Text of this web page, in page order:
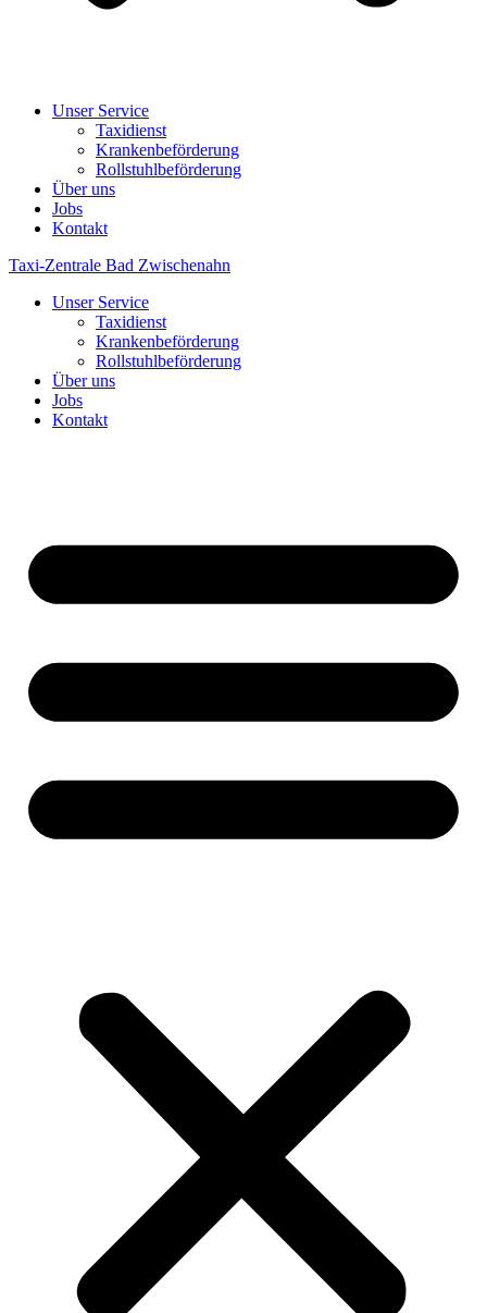
Unser Service
Taxidienst
Krankenbeförderung
Rollstuhlbeförderung
Über uns
Jobs
Kontakt
Taxi-Zentrale Bad Zwischenahn
Unser Service
Taxidienst
Krankenbeförderung
Rollstuhlbeförderung
Über uns
Jobs
Kontakt